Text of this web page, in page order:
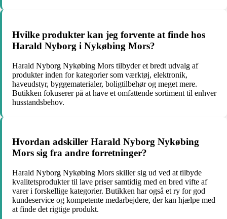
Hvilke produkter kan jeg forvente at finde hos
Harald Nyborg i Nykøbing Mors?
Harald Nyborg Nykøbing Mors tilbyder et bredt udvalg af
produkter inden for kategorier som værktøj, elektronik,
haveudstyr, byggematerialer, boligtilbehør og meget mere.
Butikken fokuserer på at have et omfattende sortiment til enhver
husstandsbehov.
Hvordan adskiller Harald Nyborg Nykøbing
Mors sig fra andre forretninger?
Harald Nyborg Nykøbing Mors skiller sig ud ved at tilbyde
kvalitetsprodukter til lave priser samtidig med en bred vifte af
varer i forskellige kategorier. Butikken har også et ry for god
kundeservice og kompetente medarbejdere, der kan hjælpe med
at finde det rigtige produkt.